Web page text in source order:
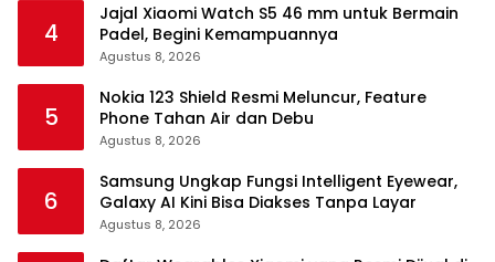
4
Jajal Xiaomi Watch S5 46 mm untuk Bermain
Padel, Begini Kemampuannya
Agustus 8, 2026
5
Nokia 123 Shield Resmi Meluncur, Feature
Phone Tahan Air dan Debu
Agustus 8, 2026
6
Samsung Ungkap Fungsi Intelligent Eyewear,
Galaxy AI Kini Bisa Diakses Tanpa Layar
Agustus 8, 2026